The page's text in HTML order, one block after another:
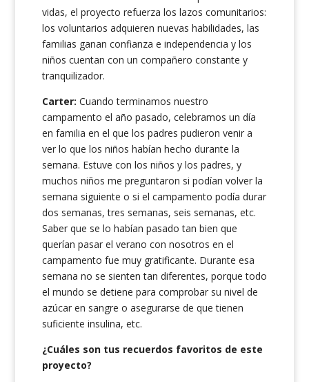
vidas, el proyecto refuerza los lazos comunitarios:
los voluntarios adquieren nuevas habilidades, las
familias ganan confianza e independencia y los
niños cuentan con un compañero constante y
tranquilizador.
Carter: Cuando terminamos nuestro
campamento el año pasado, celebramos un día
en familia en el que los padres pudieron venir a
ver lo que los niños habían hecho durante la
semana. Estuve con los niños y los padres, y
muchos niños me preguntaron si podían volver la
semana siguiente o si el campamento podía durar
dos semanas, tres semanas, seis semanas, etc.
Saber que se lo habían pasado tan bien que
querían pasar el verano con nosotros en el
campamento fue muy gratificante. Durante esa
semana no se sienten tan diferentes, porque todo
el mundo se detiene para comprobar su nivel de
azúcar en sangre o asegurarse de que tienen
suficiente insulina, etc.
¿Cuáles son tus recuerdos favoritos de este
proyecto?